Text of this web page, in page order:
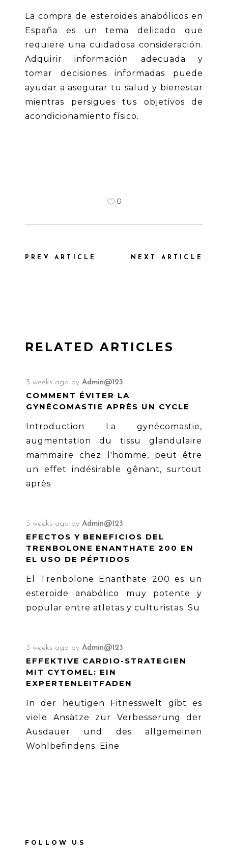
La compra de esteroides anabólicos en
España es un tema delicado que
requiere una cuidadosa consideración.
Adquirir información adecuada y
tomar decisiones informadas puede
ayudar a asegurar tu salud y bienestar
mientras persigues tus objetivos de
acondicionamiento físico.
0
PREV ARTICLE NEXT ARTICLE
RELATED ARTICLES
3 weeks ago by Admin@123
COMMENT ÉVITER LA
GYNÉCOMASTIE APRÈS UN CYCLE
Introduction La gynécomastie,
augmentation du tissu glandulaire
mammaire chez l'homme, peut être
un effet indésirable gênant, surtout
après
3 weeks ago by Admin@123
EFECTOS Y BENEFICIOS DEL
TRENBOLONE ENANTHATE 200 EN
EL USO DE PÉPTIDOS
El Trenbolone Enanthate 200 es un
esteroide anabólico muy potente y
popular entre atletas y culturistas. Su
3 weeks ago by Admin@123
EFFEKTIVE CARDIO-STRATEGIEN
MIT CYTOMEL: EIN
EXPERTENLEITFADEN
In der heutigen Fitnesswelt gibt es
viele Ansätze zur Verbesserung der
Ausdauer und des allgemeinen
Wohlbefindens. Eine
FOLLOW US